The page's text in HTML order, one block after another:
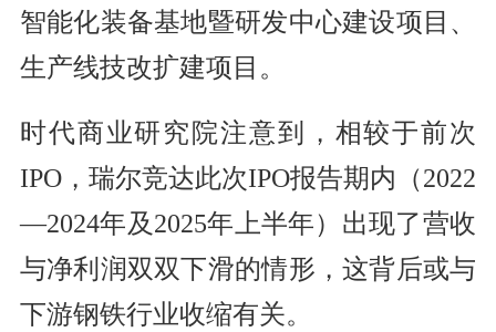
智能化装备基地暨研发中心建设项目、
生产线技改扩建项目。
时代商业研究院注意到，相较于前次
IPO，瑞尔竞达此次IPO报告期内（2022
—2024年及2025年上半年）出现了营收
与净利润双双下滑的情形，这背后或与
下游钢铁行业收缩有关。